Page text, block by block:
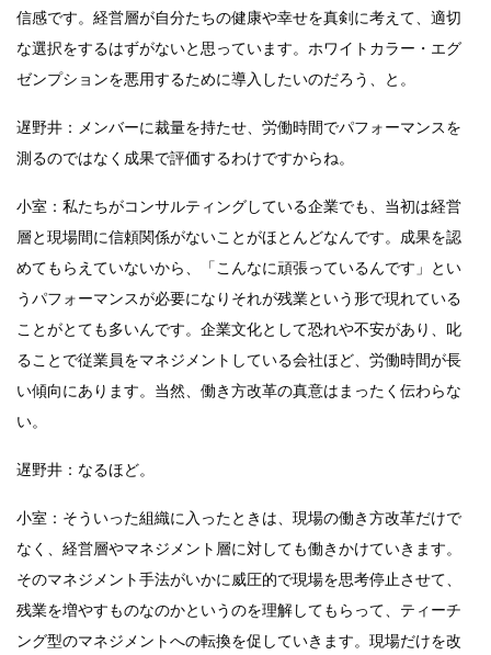
信感です。経営層が自分たちの健康や幸せを真剣に考えて、適切
な選択をするはずがないと思っています。ホワイトカラー・エグ
ゼンプションを悪用するために導入したいのだろう、と。
遅野井：メンバーに裁量を持たせ、労働時間でパフォーマンスを
測るのではなく成果で評価するわけですからね。
小室：私たちがコンサルティングしている企業でも、当初は経営
層と現場間に信頼関係がないことがほとんどなんです。成果を認
めてもらえていないから、「こんなに頑張っているんです」とい
うパフォーマンスが必要になりそれが残業という形で現れている
ことがとても多いんです。企業文化として恐れや不安があり、叱
ることで従業員をマネジメントしている会社ほど、労働時間が長
い傾向にあります。当然、働き方改革の真意はまったく伝わらな
い。
遅野井：なるほど。
小室：そういった組織に入ったときは、現場の働き方改革だけで
なく、経営層やマネジメント層に対しても働きかけていきます。
そのマネジメント手法がいかに威圧的で現場を思考停止させて、
残業を増やすものなのかというのを理解してもらって、ティーチ
ング型のマネジメントへの転換を促していきます。現場だけを改